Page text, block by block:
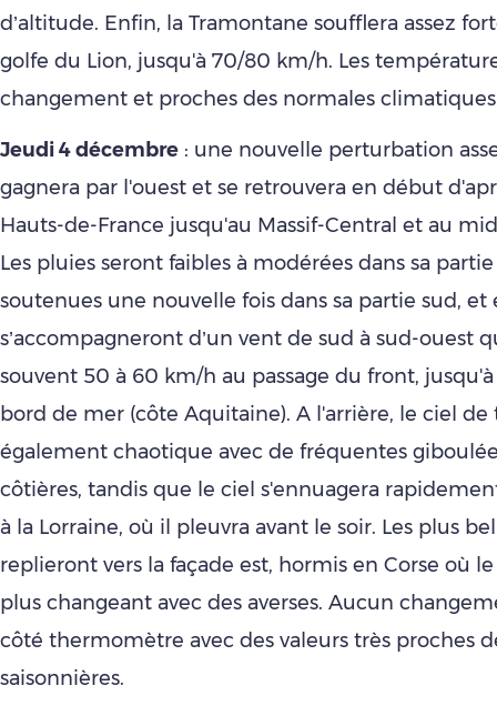
d’altitude. Enfin, la Tramontane soufflera assez
golfe du Lion, jusqu'à 70/80 km/h. Les
changement et proches des normales
Jeudi 4 décembre : une nouvelle perturbation
gagnera par l'ouest et se retrouvera en début
Hauts-de-France jusqu'au Massif-Central et au
Les pluies seront faibles à modérées dans sa
soutenues une nouvelle fois dans sa partie sud, et
s’accompagneront d’un vent de sud à sud-ouest
souvent 50 à 60 km/h au passage du front,
bord de mer (côte Aquitaine). A l'arrière, le ciel de
également chaotique avec de fréquentes
côtières, tandis que le ciel s'ennuagera
à la Lorraine, où il pleuvra avant le soir. Les plus
replieront vers la façade est, hormis en Corse où
plus changeant avec des averses. Aucun
côté thermomètre avec des valeurs très proches
saisonnières.